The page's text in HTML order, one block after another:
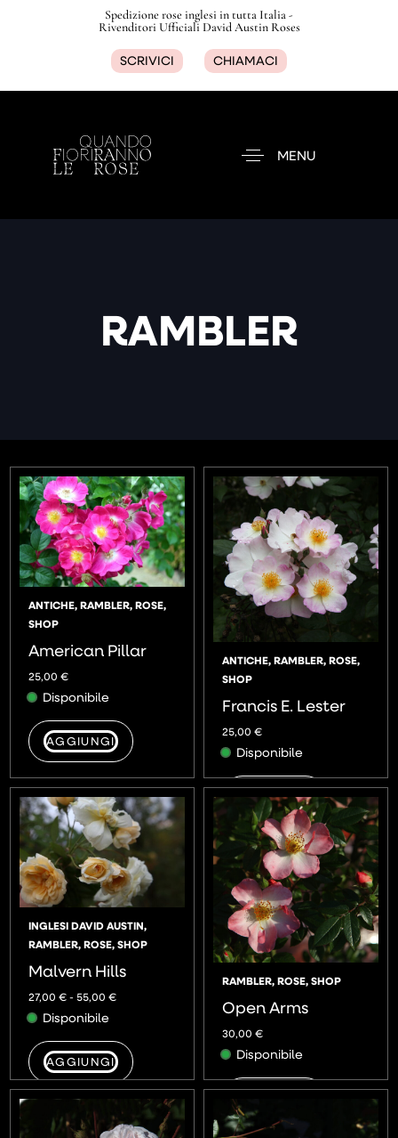
Spedizione rose inglesi in tutta Italia -
Rivenditori Ufficiali David Austin Roses
SCRIVICI CHIAMACI
MENU
RAMBLER
ANTICHE,RAMBLER,ROSE,
SHOP
American Pillar
25,00€
Disponibile
AGGIUNGI
ANTICHE,RAMBLER,ROSE,
SHOP
Francis E. Lester
25,00 €
Disponibile
AGGIUNGI
INGLESI DAVID AUSTIN,
RAMBLER,ROSE,SHOP
Malvern Hills
27,00€ - 55,00€
Disponibile
AGGIUNGI
RAMBLER,ROSE,SHOP
Open Arms
30,00 €
Disponibile